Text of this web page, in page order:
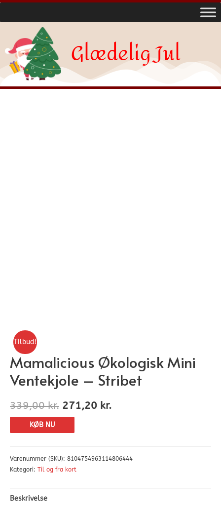
Glædelig Jul
Tilbud!
Mamalicious Økologisk Mini
Ventekjole – Stribet
339,00kr. 271,20 kr.
KØB NU
Varenummer (SKU): 8104754963114806444
Kategori: Til og fra kort
Beskrivelse